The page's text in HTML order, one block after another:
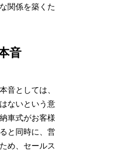
関係を築くた
音
音としては、
ないという意
車式がお客様
と同時に、営
め、セールス